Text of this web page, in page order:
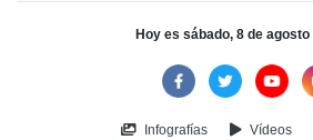
Hoy es sábado, 8 de agosto
Infografías Vídeos